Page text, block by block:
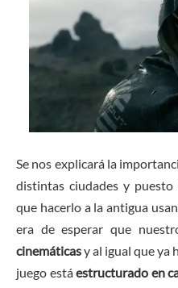
Se nos explicará la
distintas ciudades y puesto
que hacerlo a la antigua
era de esperar que
cinemáticasy al igual que ya
juego estáestructurado en